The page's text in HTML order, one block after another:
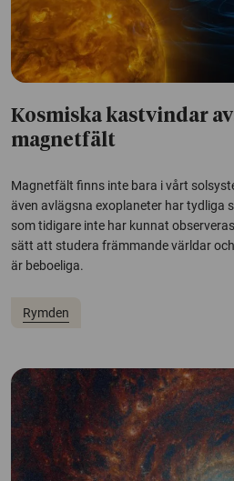
Kosmiska kastvindar
magnetfält
Magnetfält finns inte bara i vårt
även avlägsna exoplaneter har tydliga
som tidigare inte har kunnat
sätt att studera främmande världar
är beboeliga.
Rymden